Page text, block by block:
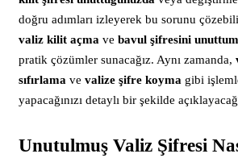
doğru adımları izleyerek bu sorunu
valiz kilit açma ve bavul şifresini unuttum
pratik çözümler sunacağız. Aynı zamanda,
sıfırlama ve valize şifre koyma gibi
yapacağınızı detaylı bir şekilde
Unutulmuş Valiz Şifresi